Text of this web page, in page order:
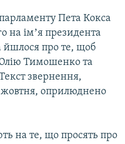
Пета Кокса
на імʼя президента
йшлося про те, щоб
Тимошенко та
звернення,
оприлюднено
на те, що просять про